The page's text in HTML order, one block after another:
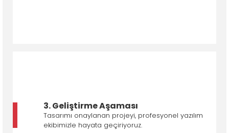
3. Geliştirme Aşaması
Tasarımı onaylanan projeyi, profesyonel yazılım
ekibimizle hayata geçiriyoruz.